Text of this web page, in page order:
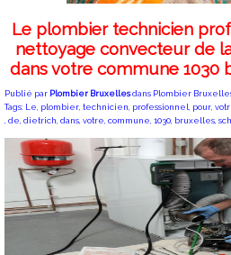
Le plombier technicien
nettoyage convecteur de
dans votre commune 1030
Publié par Plombier Bruxellesdans Plombier
Tags: Le plombier technicien professionnel pour
de dietrich dans votre commune 1030 bruxelles